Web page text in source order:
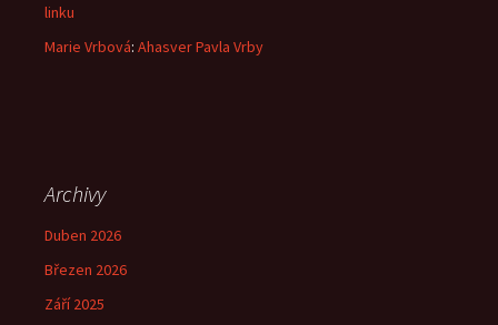
linku
Marie Vrbová: Ahasver Pavla Vrby
Archivy
Duben 2026
Březen 2026
Září 2025